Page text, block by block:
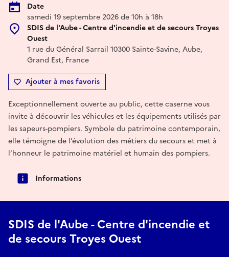
Date
samedi 19 septembre 2026 de 10h à 18h
SDIS de l'Aube - Centre d'incendie et de secours Troyes
Ouest
1 rue du Général Sarrail 10300 Sainte-Savine, Aube,
Grand Est, France
Ajouter à mes favoris
Exceptionnellement ouverte au public, cette caserne vous
invite à découvrir les véhicules et les équipements utilisés par
les sapeurs-pompiers. Symbole du patrimoine contemporain,
elle témoigne de l’évolution des métiers du secours et met à
l’honneur le patrimoine matériel et humain des pompiers.
Informations
SDIS de l'Aube - Centre d'incendie et
de secours Troyes Ouest